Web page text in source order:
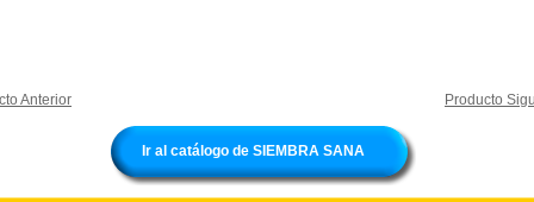
Anterior Producto
Ir al catálogo de SIEMBRA SANA